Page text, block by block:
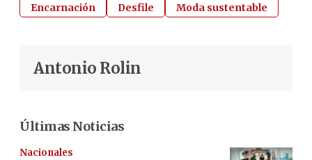
Encarnación Desfile Moda sustentable
Antonio Rolin
Últimas Noticias
Nacionales